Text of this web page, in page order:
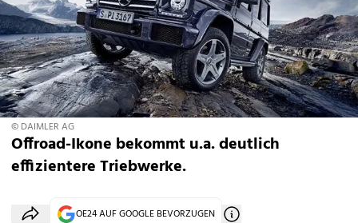
© DAIMLER AG
Offroad-Ikone bekommt u.a. deutlich
effizientere Triebwerke.
OE24 AUF GOOGLE BEVORZUGEN